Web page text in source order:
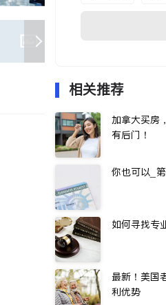
相关推荐
加拿大买房
有后门！
你也可以_
如何寻找专
最新！美国
利优势